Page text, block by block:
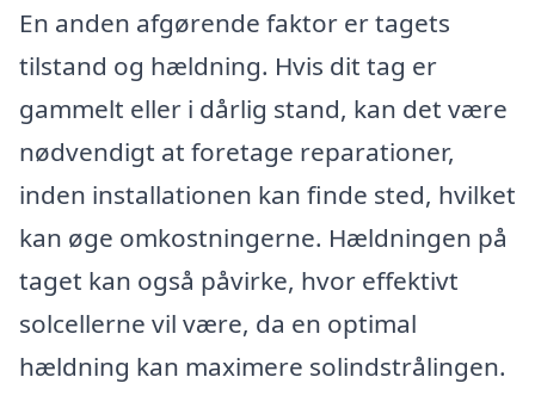
En anden afgørende faktor er tagets
tilstand og hældning. Hvis dit tag er
gammelt eller i dårlig stand, kan det være
nødvendigt at foretage reparationer,
inden installationen kan finde sted, hvilket
kan øge omkostningerne. Hældningen på
taget kan også påvirke, hvor effektivt
solcellerne vil være, da en optimal
hældning kan maximere solindstrålingen.